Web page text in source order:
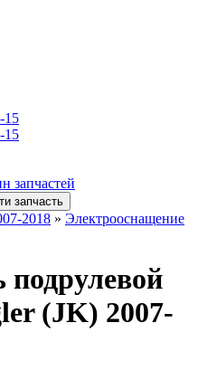
15
15
запчастей
2018 » Электрооснащение
(JK) 2007-